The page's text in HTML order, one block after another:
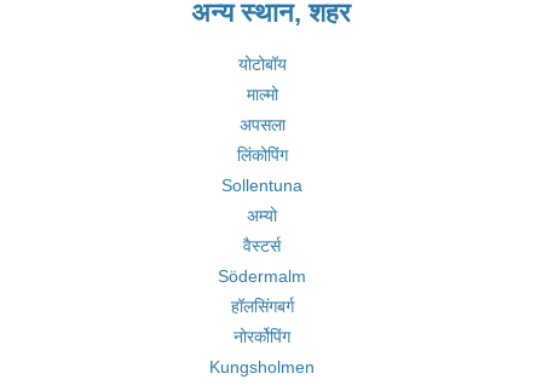
अन्य स्थान, शहर
योटोबॉय
माल्मो
अपसला
लिंकोपिंग
Sollentuna
अम्यो
वैस्टर्स
Södermalm
हॉलसिंगबर्ग
नोरर्कोपिंग
Kungsholmen